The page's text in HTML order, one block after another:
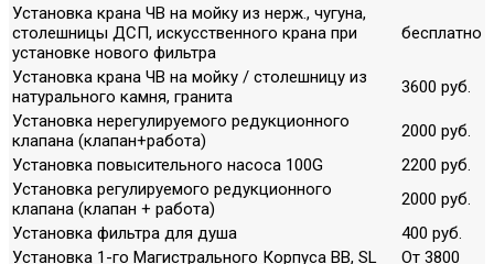
Установка крана ЧВ на мойку из нерж., чугуна,
столешницы ДСП, искусственного крана при
установке нового фильтра
бесплатно
Установка крана ЧВ на мойку / столешницу из
натурального камня, гранита
3600 руб.
Установка нерегулируемого редукционного
клапана (клапан+работа)
2000 руб.
Установка повысительного насоса 100G
2200 руб.
Установка регулируемого редукционного
клапана (клапан + работа)
2000 руб.
Установка фильтра для душа
400 руб.
Установка 1-го Магистрального Корпуса ВВ, SL
От 3800